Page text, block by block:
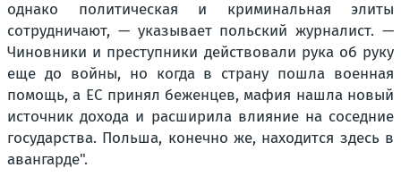
однако политическая и криминальная элиты
сотрудничают, — указывает польский журналист. —
Чиновники и преступники действовали рука об руку
еще до войны, но когда в страну пошла военная
помощь, а ЕС принял беженцев, мафия нашла новый
источник дохода и расширила влияние на соседние
государства. Польша, конечно же, находится здесь в
авангарде".